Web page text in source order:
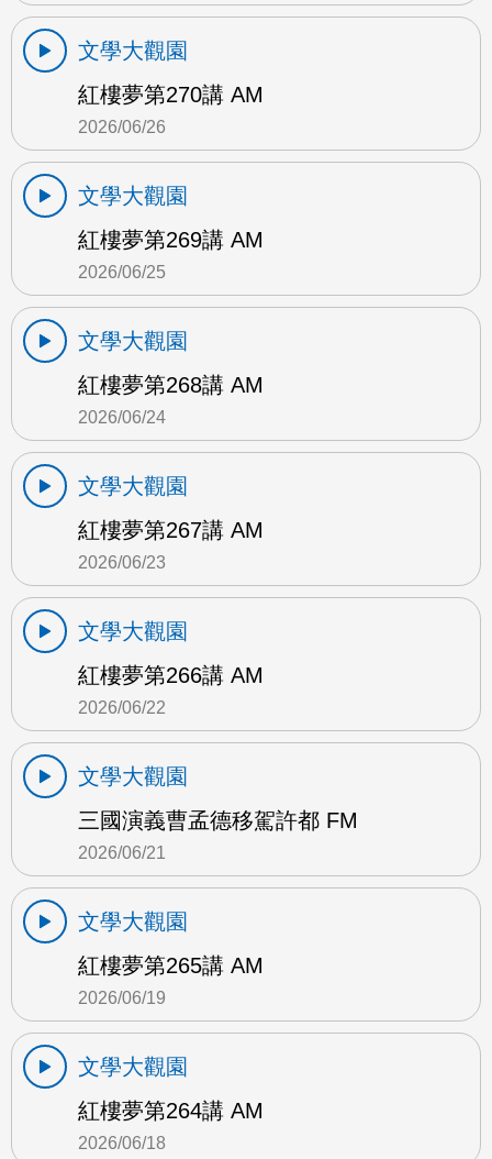
文學大觀園
紅樓夢第270講 AM
2026/06/26
文學大觀園
紅樓夢第269講 AM
2026/06/25
文學大觀園
紅樓夢第268講 AM
2026/06/24
文學大觀園
紅樓夢第267講 AM
2026/06/23
文學大觀園
紅樓夢第266講 AM
2026/06/22
文學大觀園
三國演義曹孟德移駕許都 FM
2026/06/21
文學大觀園
紅樓夢第265講 AM
2026/06/19
文學大觀園
紅樓夢第264講 AM
2026/06/18